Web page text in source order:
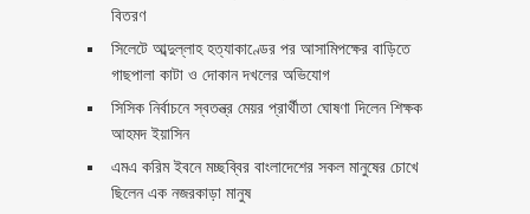
বিতরণ ‎ ‎
সিলেটে আব্দুল্লাহ হত্যাকাণ্ডের পর আসামিপক্ষের বাড়িতে
গাছপালা কাটা ও দোকান দখলের অভিযোগ
সিসিক নির্বাচনে স্বতন্ত্র মেয়র প্রার্থীতা ঘোষণা দিলেন শিক্ষক
আহমদ ইয়াসিন
এমএ করিম ইবনে মচ্ছব্বির বাংলাদেশের সকল মানুষের চোখে
ছিলেন এক নজরকাড়া মানুষ ‎